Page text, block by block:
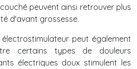
peuvent ainsi retrouver plus
d'avant grossesse.
électrostimulateur peut également
certains types de douleurs
électriques doux stimulent les